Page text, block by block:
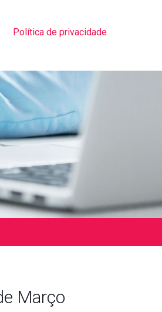
Política de privacidade
Março